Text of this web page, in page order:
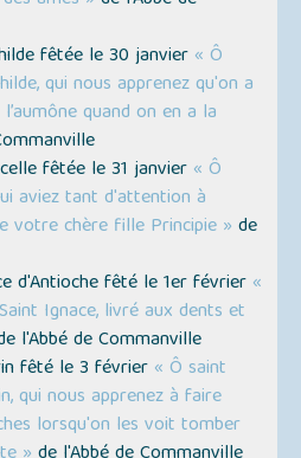
fêtée le 30 janvier « Ô
qui nous apprenez qu'on a
quand on en a la
fêtée le 31 janvier « Ô
aviez tant d'attention à
votre chère fille Principie » de
d'Antioche fêté le 1er février «
Ignace, livré aux dents et
l'Abbé de Commanville
fêté le 3 février « Ô saint
qui nous apprenez à faire
lorsqu'on les voit tomber